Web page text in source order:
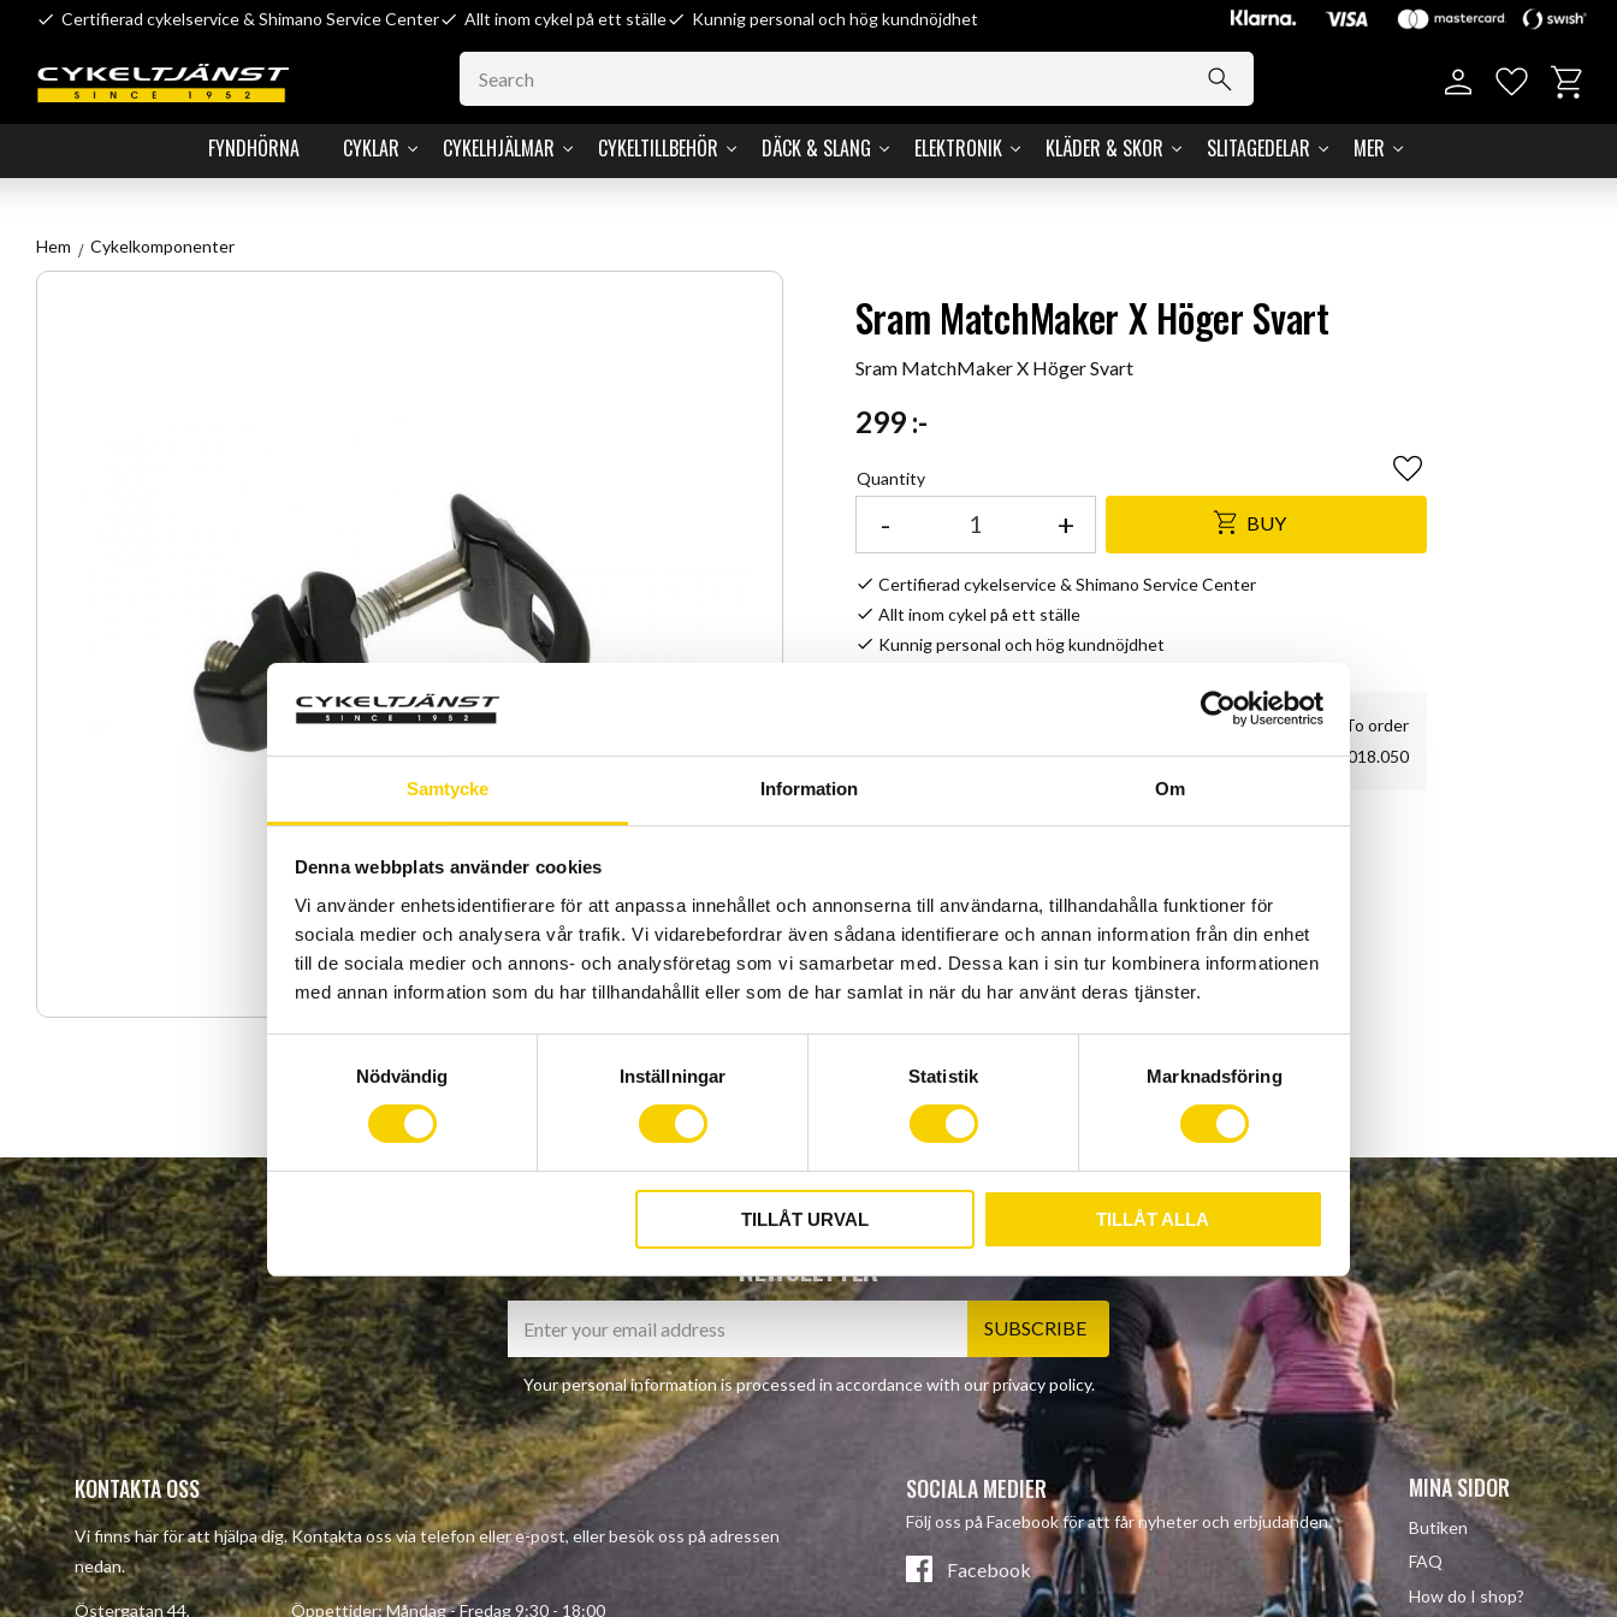
Samtycke Information Om
Denna webbplats använder cookies
Vi använder enhetsidentifierare för att anpassa innehållet och annonserna till användarna, tillhandahålla funktioner för
sociala medier och analysera vår trafik. Vi vidarebefordrar även sådana identifierare och annan information från din enhet
till de sociala medier och annons- och analysföretag som vi samarbetar med. Dessa kan i sin tur kombinera informationen
med annan information som du har tillhandahållit eller som de har samlat in när du har använt deras tjänster.
y
c
k
e
s
v
a
l
Nödvändig Inställningar Statistik Marknadsföring
TILLÅT URVAL TILLÅT ALLA
Certifierad cykelservice & Shimano Service Center Allt inom cykel på ett ställe Kunnig personal och hög kundnöjdhet
FYNDHÖRNA CYKLAR CYKELHJÄLMAR CYKELTILLBEHÖR DÄCK & SLANG ELEKTRONIK KLÄDER & SKOR SLITAGEDELAR MER
Favorites
Hem Cykelkomponenter
Sram MatchMaker X Höger Svart
Sram MatchMaker X Höger Svart
299:-
Quantity
+
- BUY
Add to favorites
Certifierad cykelservice & Shimano Service Center
Allt inom cykel på ett ställe
Kunnig personal och hög kundnöjdhet
To order
Article SKU
00.5315.018.050
NEWSLETTER
SUBSCRIBE
Your personal information is processed in accordance with ourprivacy policy.
KONTAKTA OSS
Vi finns här för att hjälpa dig. Kontakta oss via telefon eller e-post, eller besök oss på adressen
nedan.
Östergatan 44, Öppettider: Måndag - Fredag 9:30 - 18:00
SOCIALA MEDIER
Följ oss på Facebook för att får nyheter och erbjudanden.
Facebook
MINA SIDOR
Butiken
FAQ
How do I shop?